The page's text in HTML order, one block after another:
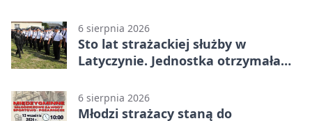
6 sierpnia 2026
Sto lat strażackiej służby w
Latyczynie. Jednostka otrzymała
6 sierpnia 2026
Młodzi strażacy staną do